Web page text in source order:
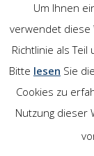
Um Ihnen
verwendet diese
Richtlinie als
Bitte lesen Sie
Cookies zu
Nutzung dieser